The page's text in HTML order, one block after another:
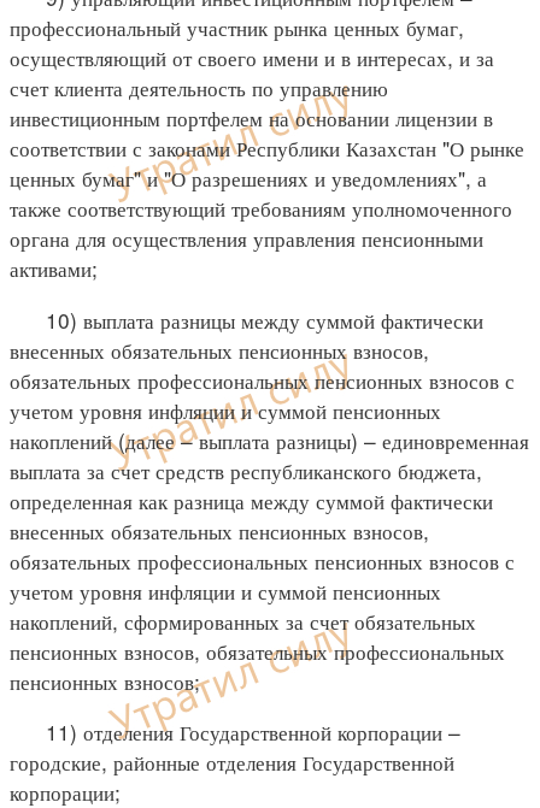
профессиональный участник рынка ценных бумаг,
осуществляющий от своего имени и в интересах, и за
счет клиента деятельность по управлению
инвестиционным портфелем на основании лицензии в
соответствии с законами Республики Казахстан "О рынке
ценных бумаг" и "О разрешениях и уведомлениях", а
также соответствующий требованиям уполномоченного
органа для осуществления управления пенсионными
активами;
10) выплата разницы между суммой фактически
внесенных обязательных пенсионных взносов,
обязательных профессиональных пенсионных взносов с
учетом уровня инфляции и суммой пенсионных
накоплений (далее – выплата разницы) – единовременная
выплата за счет средств республиканского бюджета,
определенная как разница между суммой фактически
внесенных обязательных пенсионных взносов,
обязательных профессиональных пенсионных взносов с
учетом уровня инфляции и суммой пенсионных
накоплений, сформированных за счет обязательных
пенсионных взносов, обязательных профессиональных
пенсионных взносов;
11) отделения Государственной корпорации –
городские, районные отделения Государственной
корпорации;